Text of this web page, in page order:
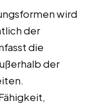
wird
der
die
der